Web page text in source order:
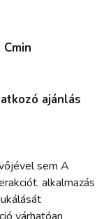
ajánlás
sem A
alkalmazás